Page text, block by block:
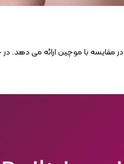
صورت سریعتر را در مقایسه با موچین